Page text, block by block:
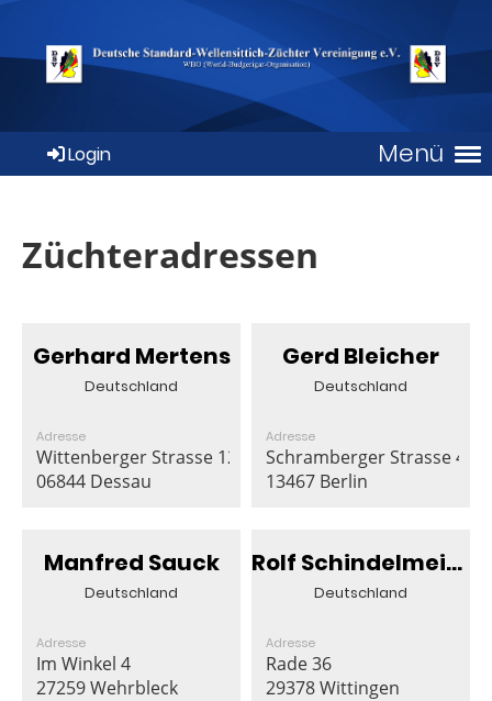
Menü
Login
Züchteradressen
Gerhard Mertens
Deutschland
Adresse
Wittenberger Strasse 12
06844 Dessau
Gerd Bleicher
Deutschland
Adresse
Schramberger Strasse 41
13467 Berlin
Manfred Sauck
Deutschland
Adresse
Im Winkel 4
27259 Wehrbleck
Rolf Schindelmeiser
Deutschland
Adresse
Rade 36
29378 Wittingen